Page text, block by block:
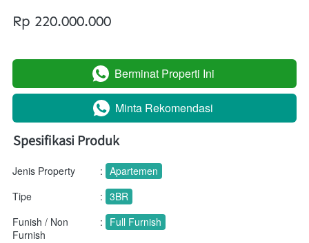
Rp 220.000.000
` Berminat Properti Ini
` Minta Rekomendasi
Spesifikasi Produk
Jenis Property : Apartemen
Tipe
: 3BR
Funish / Non
Furnish
: Full Furnish